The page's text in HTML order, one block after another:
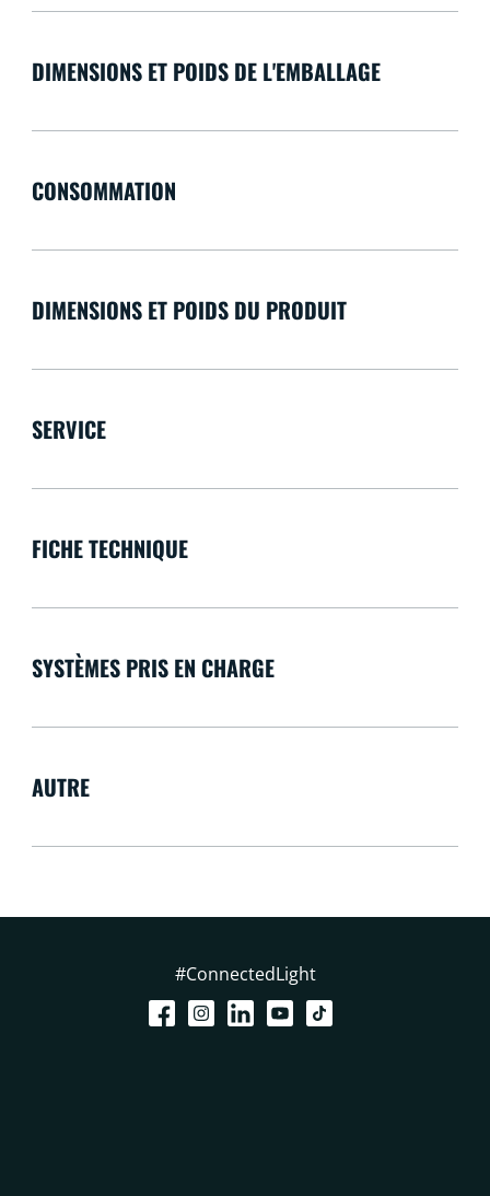
DIMENSIONS ET POIDS DE L'EMBALLAGE
CONSOMMATION
DIMENSIONS ET POIDS DU PRODUIT
SERVICE
FICHE TECHNIQUE
SYSTÈMES PRIS EN CHARGE
AUTRE
#ConnectedLight